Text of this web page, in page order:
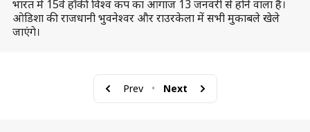
भारत में 15वें हॉकी विश्व कप का आगाज 13 जनवरी से होने वाला है।
ओडिशा की राजधानी भुवनेश्वर और राउरकेला में सभी मुकाबले खेले
जाएंगे।
Prev • Next